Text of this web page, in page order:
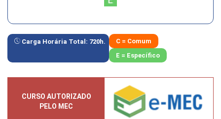
Carga Horária Total: 720h.
C = Comum
E = Específico
CURSO AUTORIZADO
PELO MEC